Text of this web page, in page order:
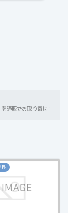
通販でお取り寄せ！
界